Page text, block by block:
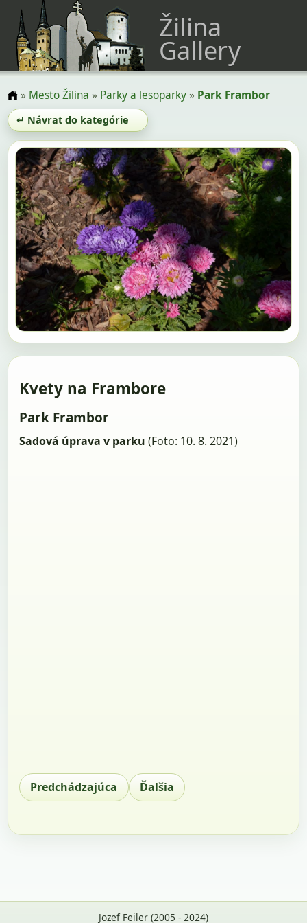
Žilina
Gallery
» Mesto Žilina » Parky a lesoparky» Park Frambor
↵ Návrat do kategórie
Kvety na Frambore
Park Frambor
Sadová úprava v parku(Foto: 10. 8. 2021)
Predchádzajúca Ďalšia
Jozef Feiler (2005 - 2024)